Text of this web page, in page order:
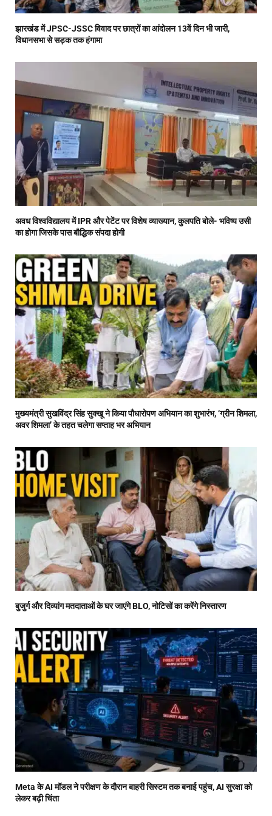
झारखंड में JPSC-JSSC विवाद पर छात्रों का आंदोलन 13वें दिन भी जारी,
विधानसभा से सड़क तक हंगामा
अवध विश्वविद्यालय में IPR और पेटेंट पर विशेष व्याख्यान, कुलपति बोले- भविष्य उसी
का होगा जिसके पास बौद्धिक संपदा होगी
मुख्यमंत्री सुखविंद्र सिंह सुक्खू ने किया पौधारोपण अभियान का शुभारंभ, ‘ग्रीन शिमला,
अवर शिमला’ के तहत चलेगा सप्ताह भर अभियान
बुजुर्ग और दिव्यांग मतदाताओं के घर जाएंगे BLO, नोटिसों का करेंगे निस्तारण
Meta के AI मॉडल ने परीक्षण के दौरान बाहरी सिस्टम तक बनाई पहुंच, AI सुरक्षा को
लेकर बढ़ी चिंता